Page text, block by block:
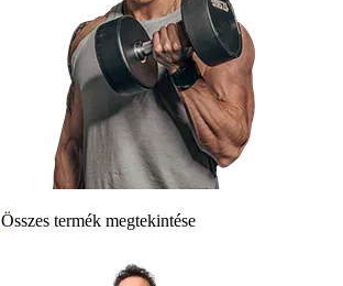
Összes termék megtekintése